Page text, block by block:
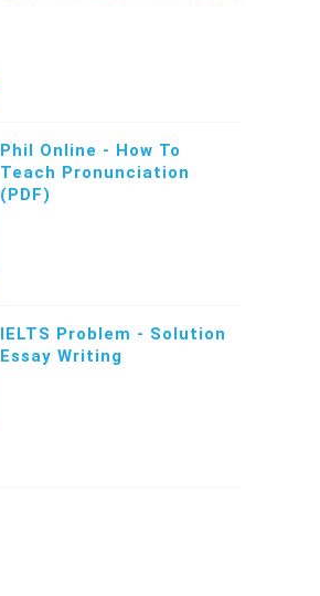
Phil Online - How To
Teach Pronunciation
(PDF)
IELTS Problem - Solution
Essay Writing